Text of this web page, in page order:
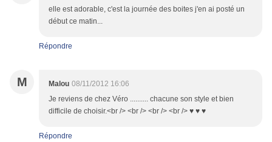
elle est adorable, c'est la journée des boites j'en ai posté un
début ce matin...
Répondre
M Malou 08/11/2012 16:06
Je reviens de chez Véro .......... chacune son style et bien
difficile de choisir.<br /> <br /> <br /> <br /> ♥ ♥ ♥
Répondre